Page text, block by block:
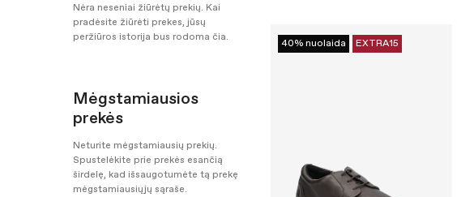
Nėra neseniai žiūrėtų prekių. Kai
pradėsite žiūrėti prekes, jūsų
peržiūros istorija bus rodoma čia.
Mėgstamiausios
prekės
Neturite mėgstamiausių prekių.
Spustelėkite prie prekės esančią
širdelę, kad išsaugotumėte tą prekę
mėgstamiausiųjų sąraše.
40% nuolaida EXTRA15